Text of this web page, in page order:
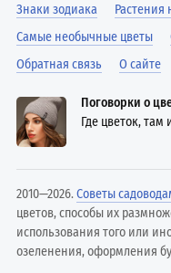
Знаки зодиака
Растения
Самые необычные цветы
Обратная связь
О сайте
Поговорки о
Где цветок, там
2010—2026.Советы
цветов, способы их
использования того или
озеленения, оформления